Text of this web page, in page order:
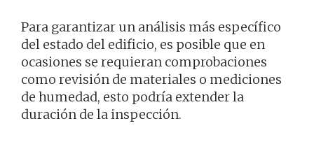
Para garantizar un análisis más específico
del estado del edificio, es posible que en
ocasiones se requieran comprobaciones
como revisión de materiales o mediciones
de humedad, esto podría extender la
duración de la inspección.